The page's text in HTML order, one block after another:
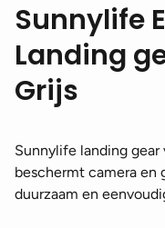
Sunnylife
Landing
Grijs
Sunnylife landing
beschermt camera en
duurzaam en